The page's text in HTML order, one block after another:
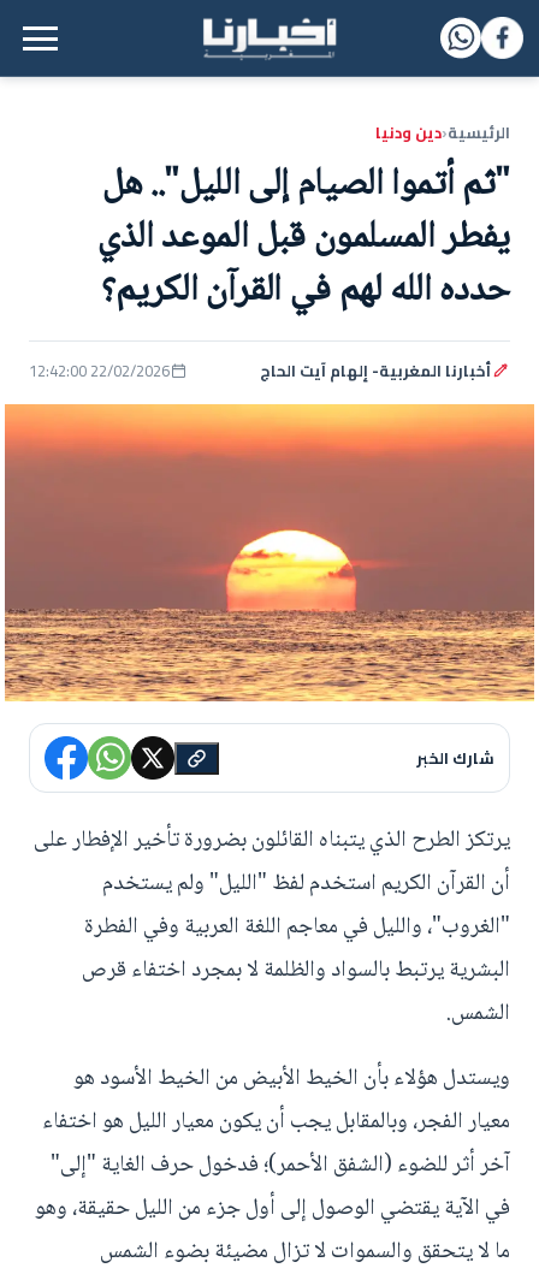
القائمة الرئيسية
الرئيسية‹دين ودنيا
"ثم أتموا الصيام إلى الليل".. هل
يفطر المسلمون قبل الموعد الذي
حدده الله لهم في القرآن الكريم؟
أخبارنا المغربية- إلهام آيت الحاج 22/02/2026 12:42:00
شارك الخبر
يرتكز الطرح الذي يتبناه القائلون بضرورة تأخير الإفطار على
أن القرآن الكريم استخدم لفظ "الليل" ولم يستخدم
"الغروب"، والليل في معاجم اللغة العربية وفي الفطرة
البشرية يرتبط بالسواد والظلمة لا بمجرد اختفاء قرص
الشمس.
ويستدل هؤلاء بأن الخيط الأبيض من الخيط الأسود هو
معيار الفجر، وبالمقابل يجب أن يكون معيار الليل هو اختفاء
آخر أثر للضوء (الشفق الأحمر)؛ فدخول حرف الغاية "إلى"
في الآية يقتضي الوصول إلى أول جزء من الليل حقيقة، وهو
ما لا يتحقق والسموات لا تزال مضيئة بضوء الشمس